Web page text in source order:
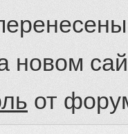
новом
от